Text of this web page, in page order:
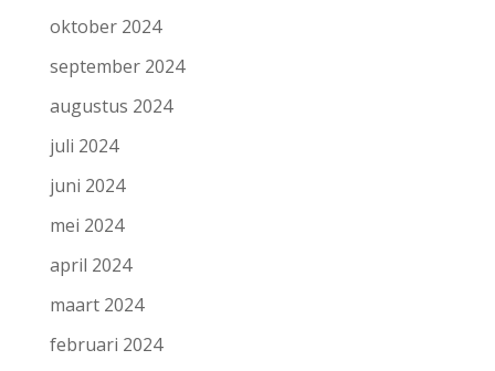
oktober 2024
september 2024
augustus 2024
juli 2024
juni 2024
mei 2024
april 2024
maart 2024
februari 2024